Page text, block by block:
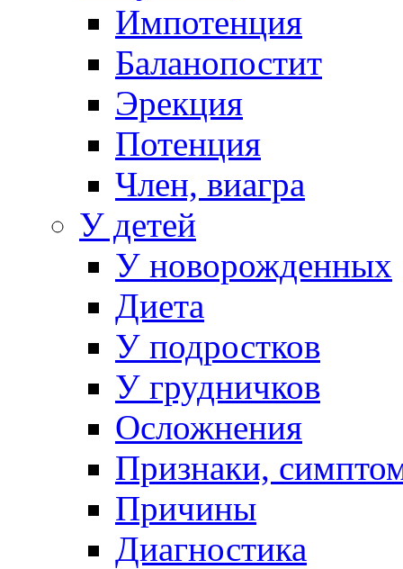
Импотенция
Баланопостит
Эрекция
Потенция
Член, виагра
У детей
У новорожденных
Диета
У подростков
У грудничков
Осложнения
Признаки,
Причины
Диагностика